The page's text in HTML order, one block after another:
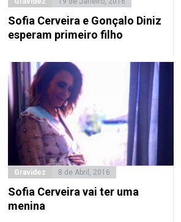
Sofia Cerveira e Gonçalo Diniz
esperam primeiro filho
Gravidez 8 de Abril, 2016
Sofia Cerveira vai ter uma
menina